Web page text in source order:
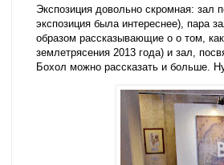
Экспозиция довольно скромная: зал
экспозиция была интереснее), пара
образом рассказывающие о о том,
землетрясения 2013 года) и зал,
Бохол можно рассказать и больше.